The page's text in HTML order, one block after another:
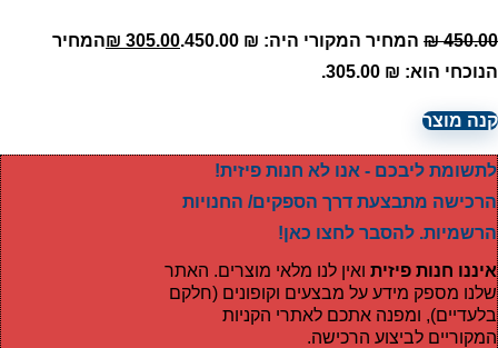
₪450.00 המחיר המקורי היה: ₪ 450.00. ₪ 305.00
המחיר
הנוכחי הוא: ₪ 305.00.
קנה מוצר
לתשומת ליבכם - אנו לא חנות פיזית!
הרכישה מתבצעת דרך הספקים/ החנויות
הרשמיות. להסבר לחצו כאן!
איננו חנות פיזית ואין לנו מלאי מוצרים. האתר
שלנו מספק מידע על מבצעים וקופונים (חלקם
בלעדיים), ומפנה אתכם לאתרי הקניות
המקוריים לביצוע הרכישה.